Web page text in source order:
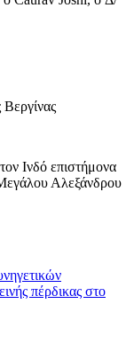
Ινδό επιστήμονα
Αλεξάνδρου
πέρδικας στο